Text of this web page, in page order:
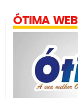
ÓTIMA WEB